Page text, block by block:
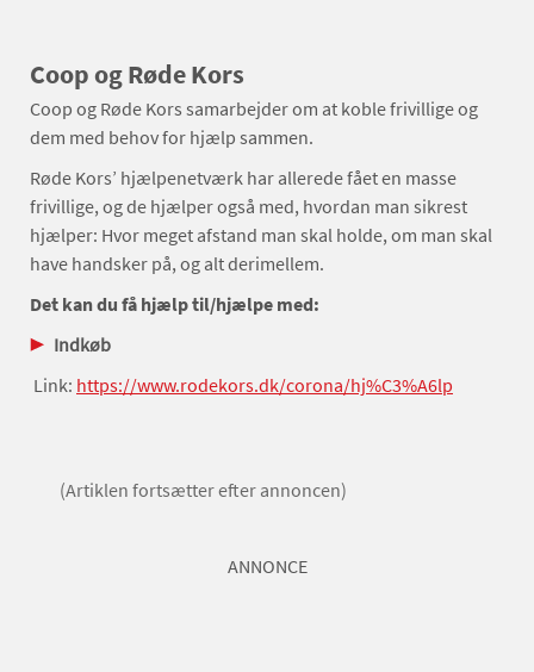
Coop og Røde Kors
Coop og Røde Kors samarbejder om at koble frivillige og
dem med behov for hjælp sammen.
Røde Kors’ hjælpenetværk har allerede fået en masse
frivillige, og de hjælper også med, hvordan man sikrest
hjælper: Hvor meget afstand man skal holde, om man skal
have handsker på, og alt derimellem.
Det kan du få hjælp til/hjælpe med:
Indkøb
Link: https://www.rodekors.dk/corona/hj%C3%A6lp
(Artiklen fortsætter efter annoncen)
ANNONCE